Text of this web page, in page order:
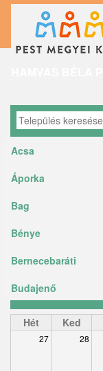
tartalomra
Acsa
Áporka
Bag
Bénye
Bernecebaráti
Budajenő
Ceglédbercel
Csemő
Hét Ked
27 28